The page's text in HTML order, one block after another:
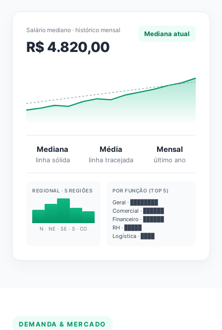
Salário mediano · histórico mensal
R$ 4.820,00
Mediana atual
Mediana
linha sólida
Média
linha tracejada
Mensal
último ano
REGIONAL · 5 REGIÕES
N · NE · SE · S · CO
POR FUNÇÃO (TOP 5)
Geral · ████████
Comercial · ██████
Financeiro · ██████
RH · █████
Logística · ████
DEMANDA & MERCADO